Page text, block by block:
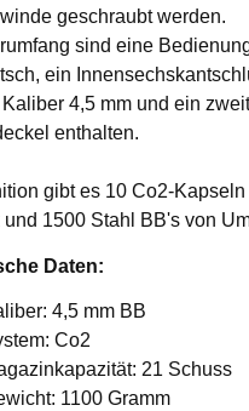
geschraubt werden.
sind eine
ein
4,5 mm und ein
enthalten.
gibt es 10 Co2-Kapseln
und 1500 Stahl BB's von
Daten:
4,5 mm BB
Co2
21 Schuss
1100 Gramm